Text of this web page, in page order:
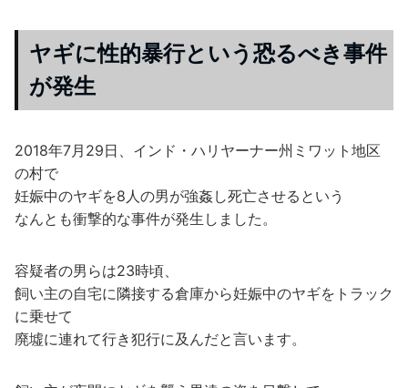
ヤギに性的暴行という恐るべき事件
が発生
2018年7月29日、インド・ハリヤーナー州ミワット地区
の村で
妊娠中のヤギを8人の男が強姦し死亡させるという
なんとも衝撃的な事件が発生しました。
容疑者の男らは23時頃、
飼い主の自宅に隣接する倉庫から妊娠中のヤギをトラック
に乗せて
廃墟に連れて行き犯行に及んだと言います。